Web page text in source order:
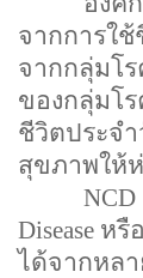
จากการใ
จากกลุ่มโร
ของกลุ่มโร
ชีวิตประจ
สุขภาพให้ห่
NCD ย่อ
Disease ห
ได้จากหล